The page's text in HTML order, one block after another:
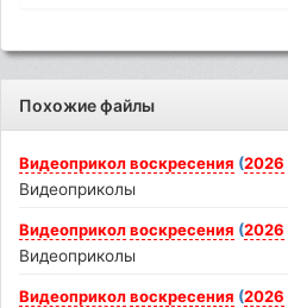
Похожие файлы
Видеоприкол воскресения (2026
Видеоприколы
Видеоприкол воскресения (2026
Видеоприколы
Видеоприкол воскресения (2026